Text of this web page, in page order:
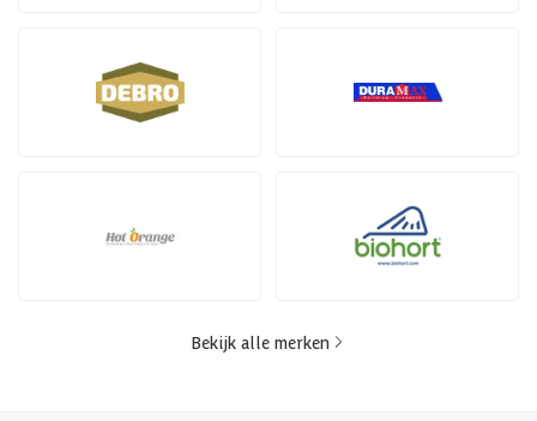
Bekijk alle merken